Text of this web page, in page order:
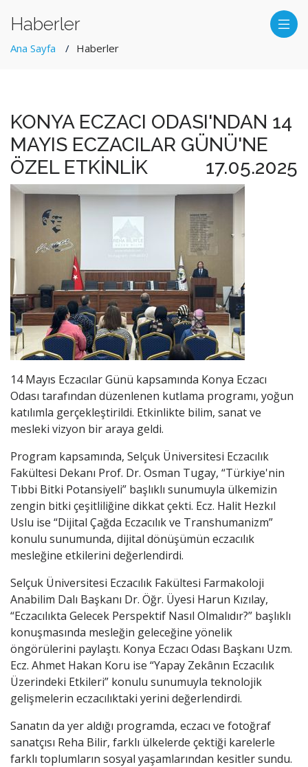
Haberler
Ana Sayfa Haberler
KONYA ECZACI ODASI'NDAN 14
MAYIS ECZACILAR GÜNÜ'NE
ÖZEL ETKİNLİK
17.05.2025
14 Mayıs Eczacılar Günü kapsamında Konya Eczacı
Odası tarafından düzenlenen kutlama programı, yoğun
katılımla gerçekleştirildi. Etkinlikte bilim, sanat ve
mesleki vizyon bir araya geldi.
Program kapsamında, Selçuk Üniversitesi Eczacılık
Fakültesi Dekanı Prof. Dr. Osman Tugay, “Türkiye'nin
Tıbbi Bitki Potansiyeli” başlıklı sunumuyla ülkemizin
zengin bitki çeşitliliğine dikkat çekti. Ecz. Halit Hezkıl
Uslu ise “Dijital Çağda Eczacılık ve Transhumanizm”
konulu sunumunda, dijital dönüşümün eczacılık
mesleğine etkilerini değerlendirdi.
Selçuk Üniversitesi Eczacılık Fakültesi Farmakoloji
Anabilim Dalı Başkanı Dr. Öğr. Üyesi Harun Kızılay,
“Eczacılıkta Gelecek Perspektif Nasıl Olmalıdır?” başlıklı
konuşmasında mesleğin geleceğine yönelik
öngörülerini paylaştı. Konya Eczacı Odası Başkanı Uzm.
Ecz. Ahmet Hakan Koru ise “Yapay Zekânın Eczacılık
Üzerindeki Etkileri” konulu sunumuyla teknolojik
gelişmelerin eczacılıktaki yerini değerlendirdi.
Sanatın da yer aldığı programda, eczacı ve fotoğraf
sanatçısı Reha Bilir, farklı ülkelerde çektiği karelerle
farklı toplumların sosyal yaşamlarından kesitler sundu.